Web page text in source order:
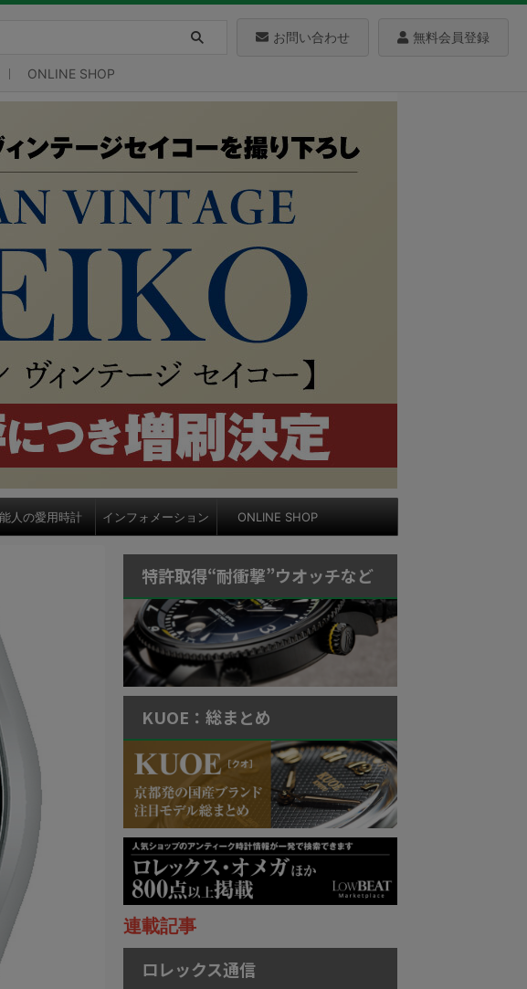
お問い合わせ 無料会員登録
ONLINE SHOP
人の愛用時計 インフォメーション ONLINE SHOP
特許取得“耐衝撃”ウオッチなど
KUOE：総まとめ
連載記事
ロレックス通信